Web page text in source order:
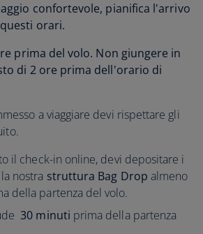
confortevole, pianifica l'arrivo
orari.
prima del volo. Non giungere in
di 2 ore prima dell'orario di
a viaggiare devi rispettare gli
il check-in online, devi depositare i
nostra struttura Bag Drop almeno
della partenza del volo.
30 minuti prima della partenza